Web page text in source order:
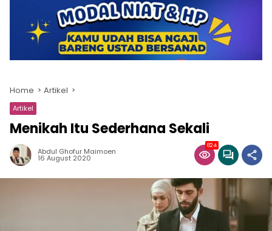
Home Artikel
Artikel
Menikah Itu Sederhana Sekali
Abdul Ghofur Maimoen
16 August 2020
824